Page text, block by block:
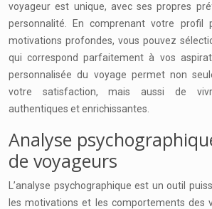
voyageur est unique, avec ses propres
personnalité. En comprenant votre profil
motivations profondes, vous pouvez
qui correspond parfaitement à vos
personnalisée du voyage permet non
votre satisfaction, mais aussi de
authentiques et enrichissantes.
Analyse
de voyageurs
L’analyse psychographique est un outil
les motivations et les comportements des